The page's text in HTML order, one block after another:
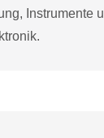
Instrumente